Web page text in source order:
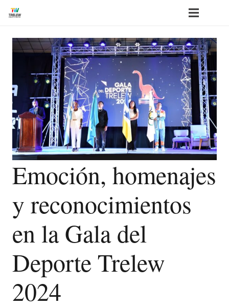
Emoción, homenajes
y reconocimientos
en la Gala del
Deporte Trelew
2024